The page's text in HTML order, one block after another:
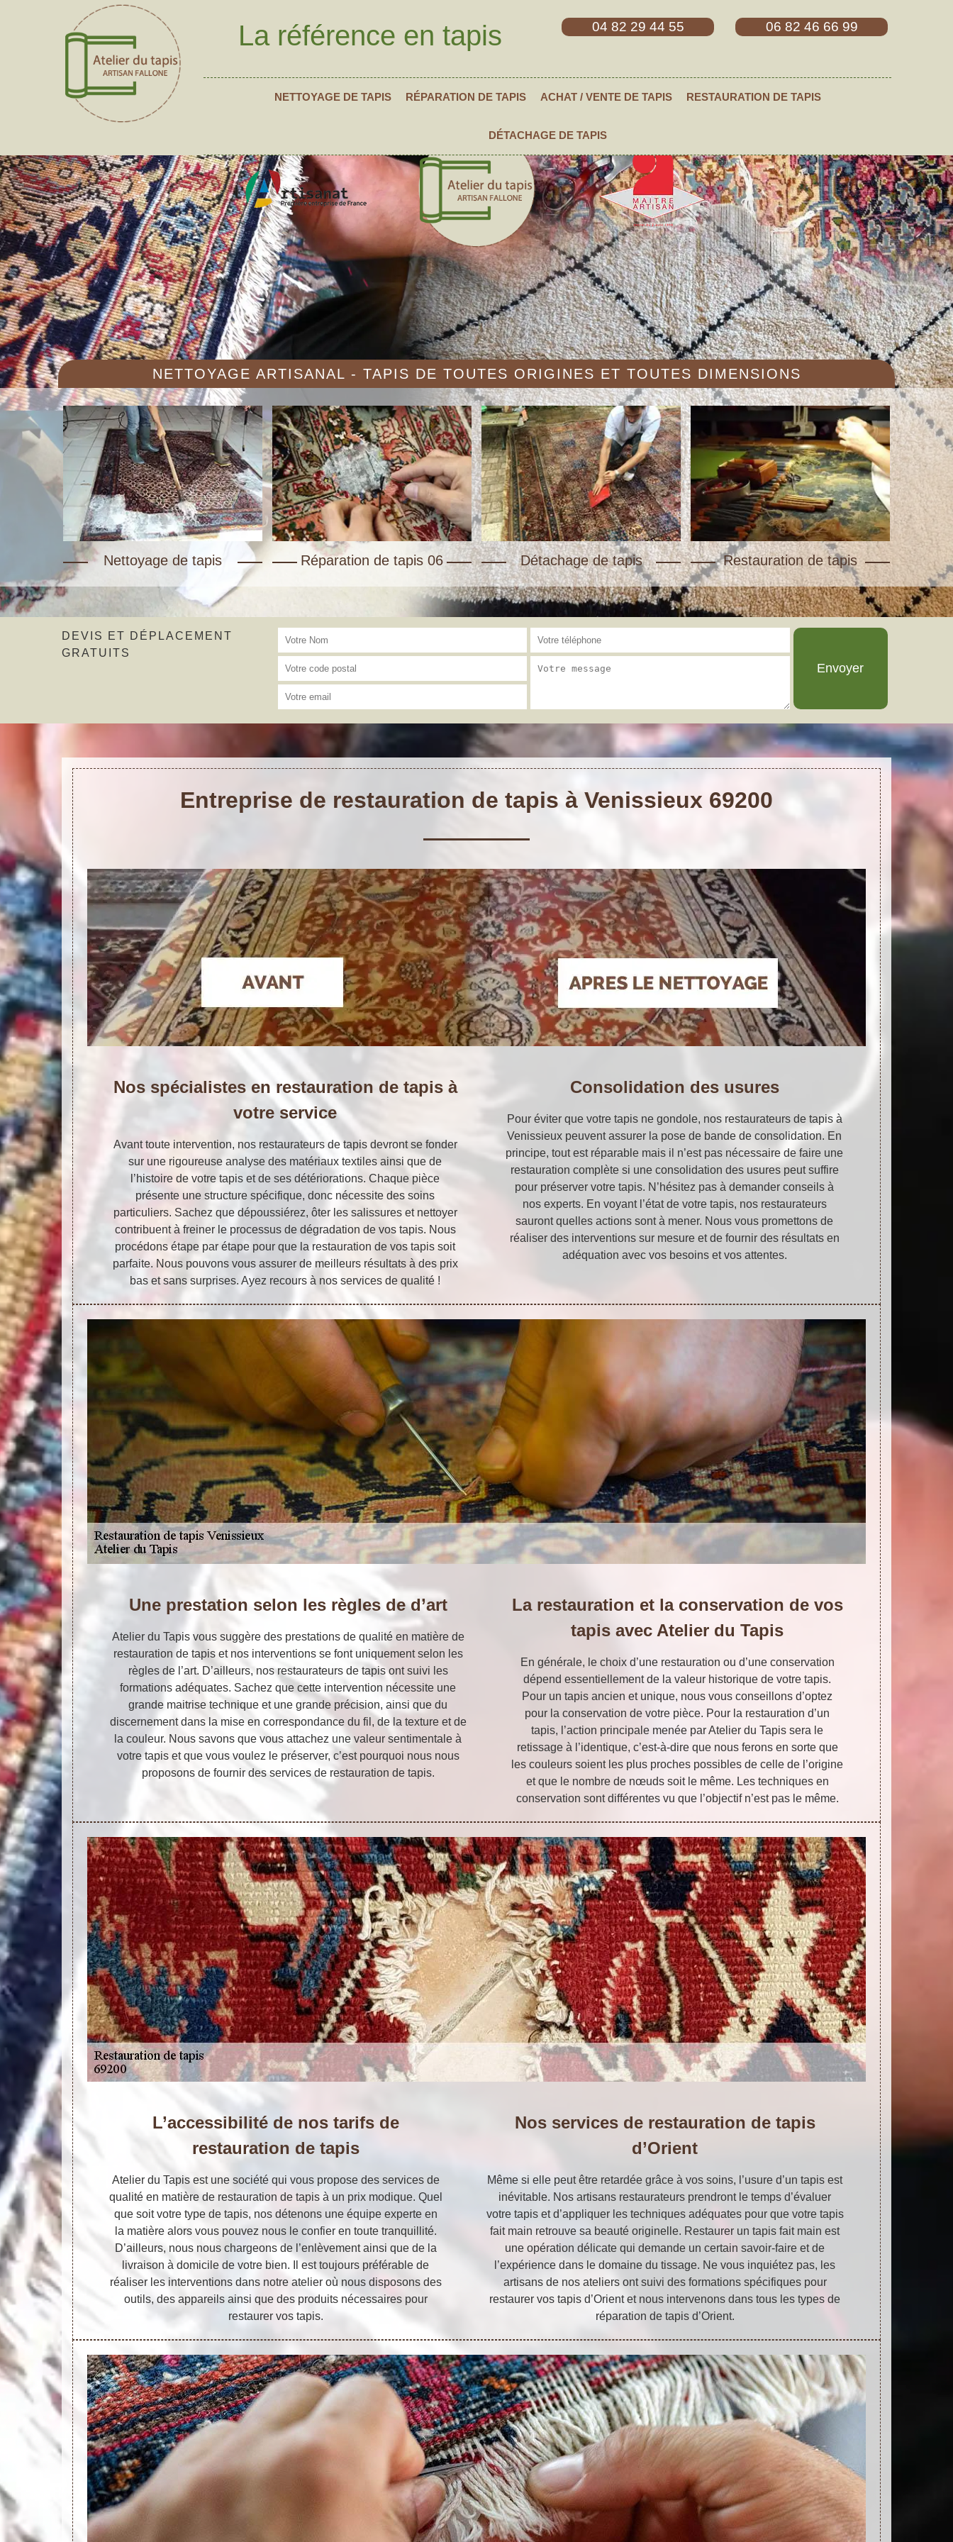
La référence en tapis 04 82 29 44 55 06 82 46 66 99
NETTOYAGE DE TAPIS RÉPARATION DE TAPIS ACHAT / VENTE DE TAPIS RESTAURATION DE TAPIS
DÉTACHAGE DE TAPIS
NETTOYAGE ARTISANAL - TAPIS DE TOUTES ORIGINES ET TOUTES DIMENSIONS
Nettoyage de tapis Réparation de tapis 06 Détachage de tapis Restauration de tapis
DEVIS ET DÉPLACEMENT
GRATUITS
Entreprise de restauration de tapis à Venissieux 69200
Nos spécialistes en restauration de tapis à
votre service
Avant toute intervention, nos restaurateurs de tapis devront se fonder
sur une rigoureuse analyse des matériaux textiles ainsi que de
l’histoire de votre tapis et de ses détériorations. Chaque pièce
présente une structure spécifique, donc nécessite des soins
particuliers. Sachez que dépoussiérez, ôter les salissures et nettoyer
contribuent à freiner le processus de dégradation de vos tapis. Nous
procédons étape par étape pour que la restauration de vos tapis soit
parfaite. Nous pouvons vous assurer de meilleurs résultats à des prix
bas et sans surprises. Ayez recours à nos services de qualité !
Consolidation des usures
Pour éviter que votre tapis ne gondole, nos restaurateurs de tapis à
Venissieux peuvent assurer la pose de bande de consolidation. En
principe, tout est réparable mais il n’est pas nécessaire de faire une
restauration complète si une consolidation des usures peut suffire
pour préserver votre tapis. N’hésitez pas à demander conseils à
nos experts. En voyant l’état de votre tapis, nos restaurateurs
sauront quelles actions sont à mener. Nous vous promettons de
réaliser des interventions sur mesure et de fournir des résultats en
adéquation avec vos besoins et vos attentes.
Une prestation selon les règles de d’art
Atelier du Tapis vous suggère des prestations de qualité en matière de
restauration de tapis et nos interventions se font uniquement selon les
règles de l’art. D’ailleurs, nos restaurateurs de tapis ont suivi les
formations adéquates. Sachez que cette intervention nécessite une
grande maitrise technique et une grande précision, ainsi que du
discernement dans la mise en correspondance du fil, de la texture et de
la couleur. Nous savons que vous attachez une valeur sentimentale à
votre tapis et que vous voulez le préserver, c’est pourquoi nous nous
proposons de fournir des services de restauration de tapis.
La restauration et la conservation de vos
tapis avec Atelier du Tapis
En générale, le choix d’une restauration ou d’une conservation
dépend essentiellement de la valeur historique de votre tapis.
Pour un tapis ancien et unique, nous vous conseillons d’optez
pour la conservation de votre pièce. Pour la restauration d’un
tapis, l’action principale menée par Atelier du Tapis sera le
retissage à l’identique, c’est-à-dire que nous ferons en sorte que
les couleurs soient les plus proches possibles de celle de l’origine
et que le nombre de nœuds soit le même. Les techniques en
conservation sont différentes vu que l’objectif n’est pas le même.
L’accessibilité de nos tarifs de
restauration de tapis
Atelier du Tapis est une société qui vous propose des services de
qualité en matière de restauration de tapis à un prix modique. Quel
que soit votre type de tapis, nos détenons une équipe experte en
la matière alors vous pouvez nous le confier en toute tranquillité.
D’ailleurs, nous nous chargeons de l’enlèvement ainsi que de la
livraison à domicile de votre bien. Il est toujours préférable de
réaliser les interventions dans notre atelier où nous disposons des
outils, des appareils ainsi que des produits nécessaires pour
restaurer vos tapis.
Nos services de restauration de tapis
d’Orient
Même si elle peut être retardée grâce à vos soins, l’usure d’un tapis est
inévitable. Nos artisans restaurateurs prendront le temps d’évaluer
votre tapis et d’appliquer les techniques adéquates pour que votre tapis
fait main retrouve sa beauté originelle. Restaurer un tapis fait main est
une opération délicate qui demande un certain savoir-faire et de
l’expérience dans le domaine du tissage. Ne vous inquiétez pas, les
artisans de nos ateliers ont suivi des formations spécifiques pour
restaurer vos tapis d’Orient et nous intervenons dans tous les types de
réparation de tapis d’Orient.